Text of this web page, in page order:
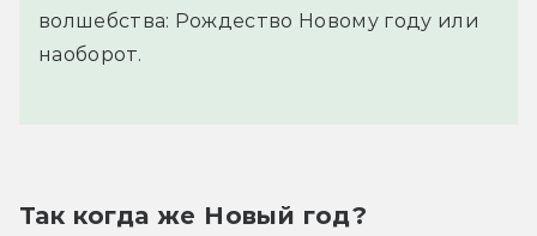
волшебства: Рождество Новому году или
наоборот.
Так когда же Новый год?